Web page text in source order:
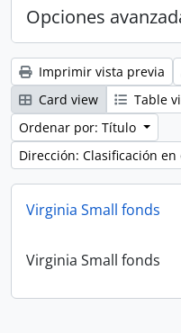
Opciones
Imprimir vista previa
Card view
Table
Ordenar por: Título
Dirección: Clasificación
Virginia Small fonds
Virginia Small fonds